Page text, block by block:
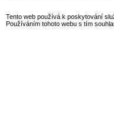
Tento web používá k poskytování
Používáním tohoto webu s tím